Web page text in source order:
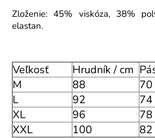
Zloženie: 45% viskóza, 38%
elastan.
Veľkosť Hrudník / cm
M
88 70
L
92 74
XL
96 78
XXL
100 82
m
e